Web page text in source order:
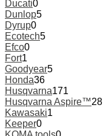
Ducati0
Dunlop5
Dyrup0
Ecotech5
Efco0
Fort1
Goodyear5
Honda36
Husqvarna171
Husqvarna Aspire™28
Kawasaki1
Keeper0